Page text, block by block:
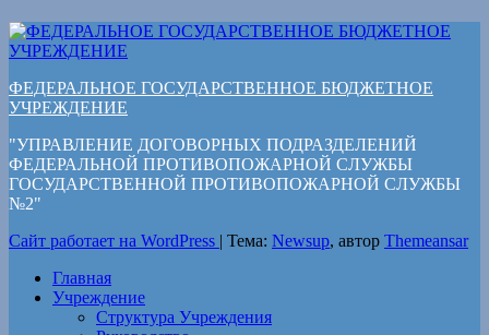
ФЕДЕРАЛЬНОЕ ГОСУДАРСТВЕННОЕ БЮДЖЕТНОЕ
УЧРЕЖДЕНИЕ
"УПРАВЛЕНИЕ ДОГОВОРНЫХ ПОДРАЗДЕЛЕНИЙ
ФЕДЕРАЛЬНОЙ ПРОТИВОПОЖАРНОЙ СЛУЖБЫ
ГОСУДАРСТВЕННОЙ ПРОТИВОПОЖАРНОЙ СЛУЖБЫ
№2"
Сайт работает на WordPress | Тема: Newsup, автор Themeansar
Главная
Учреждение
Структура Учреждения